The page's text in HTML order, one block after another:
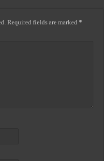
Required fields are marked*